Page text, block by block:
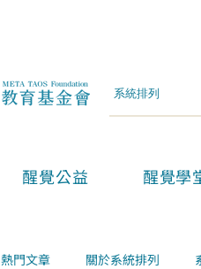
醒覺公益 醒覺學
熱門文章 關於系統排列